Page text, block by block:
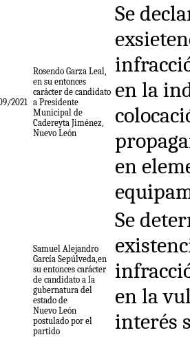
2021
Rosendo Garza Leal,
en su entonces
carácter de candidato
a Presidente
Municipal de
Cadereyta Jiménez,
Nuevo León
Se
en la
en
Samuel Alejandro
García Sepúlveda,en
su entonces carácter
de candidato a la
gubernatura del
estado de
Nuevo León
postulado por el
partido
Se
en la
interés